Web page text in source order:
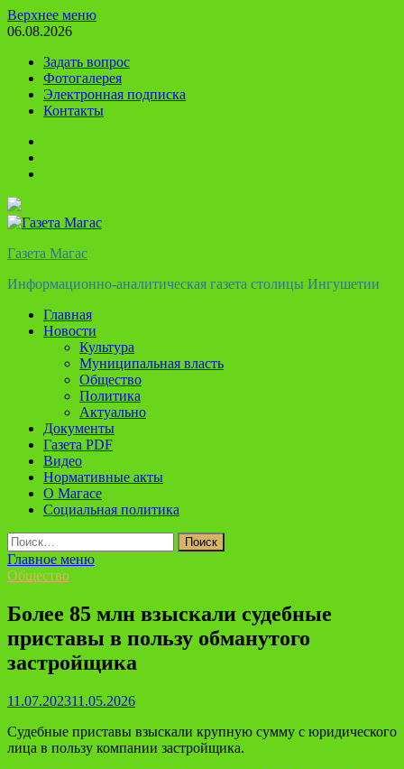
Перейти
к
Верхнее меню
06.08.2026
Задать вопрос
Фотогалерея
Электронная подписка
Контакты
Газета Магас
Информационно-аналитическая газета столицы Ингушетии
Главная
Новости
Культура
Муниципальная власть
Общество
Политика
Актуально
Документы
Газета PDF
Видео
Нормативные акты
О Магасе
Социальная политика
Найти:
Главное меню
Общество
Более 85 млн взыскали судебные
приставы в пользу обманутого
застройщика
11.07.202311.05.2026
Судебные приставы взыскали крупную сумму с юридического
лица в пользу компании застройщика.